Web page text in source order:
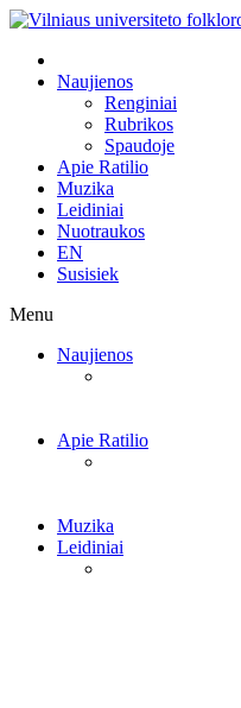
Naujienos
Renginiai
Rubrikos
Spaudoje
Apie Ratilio
Muzika
Leidiniai
Nuotraukos
EN
Susisiek
Menu
Naujienos
Apie Ratilio
Muzika
Leidiniai